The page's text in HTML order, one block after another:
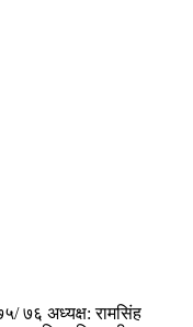
७६ अध्यक्ष: रामसिंह